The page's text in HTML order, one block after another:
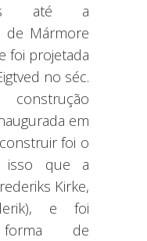
até a
de Mármore
foi projetada
no séc.
em
foi o
isso que a
Kirke,
e foi
de